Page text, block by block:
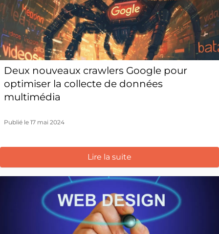
Deux nouveaux crawlers Google pour
optimiser la collecte de données
multimédia
Publié le 17 mai 2024
Lire la suite